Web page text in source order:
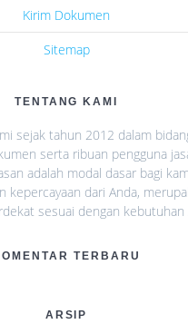
Kirim Dokumen
Sitemap
TENTANG KAMI
sejak tahun 2012 dalam
serta ribuan pengguna
adalah modal dasar bagi
kepercayaan dari Anda,
sesuai dengan kebutuhan
TERBARU
ARSIP